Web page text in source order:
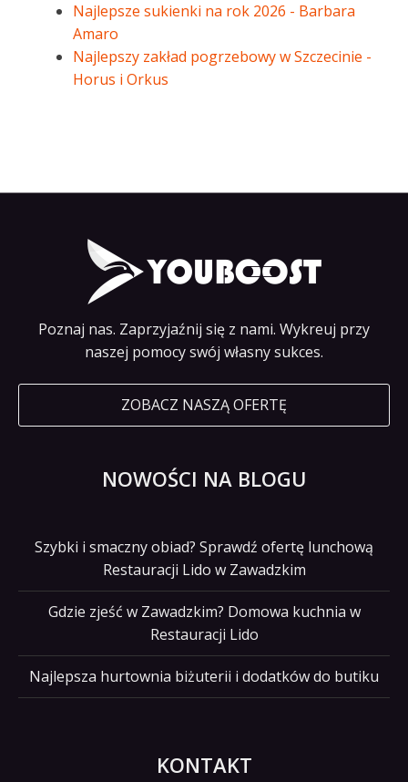
Najlepsze sukienki na rok 2026 - Barbara
Amaro
Najlepszy zakład pogrzebowy w Szczecinie -
Horus i Orkus
Poznaj nas. Zaprzyjaźnij się z nami. Wykreuj przy
naszej pomocy swój własny sukces.
ZOBACZ NASZĄ OFERTĘ
NOWOŚCI NA BLOGU
Szybki i smaczny obiad? Sprawdź ofertę lunchową
Restauracji Lido w Zawadzkim
Gdzie zjeść w Zawadzkim? Domowa kuchnia w
Restauracji Lido
Najlepsza hurtownia biżuterii i dodatków do butiku
KONTAKT